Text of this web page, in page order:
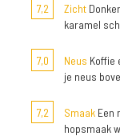
7,2
Zicht
karamel
7,0 Neus Koffie
je neus
7,2 Smaak Een
hopsmaak